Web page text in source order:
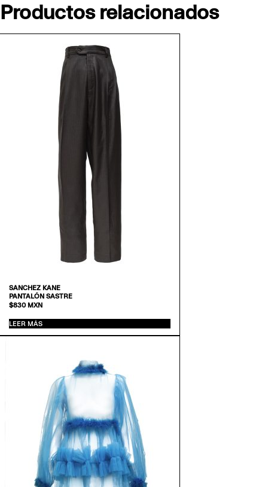
Productos relacionados
SANCHEZ KANE
PANTALÓN SASTRE
$830MXN
LEER MÁS